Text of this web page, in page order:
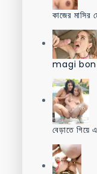
কাজের মাসির
magi bon
বেড়াতে গিয়ে